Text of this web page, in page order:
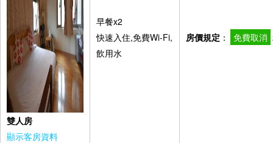
雙人房
顯示客房資料
早餐x2
快速入住,免費Wi-Fi,
飲用水
房價規定 ： 免費取消